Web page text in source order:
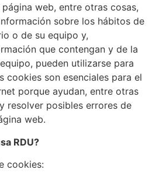
web, entre otras cosas,
sobre los hábitos de
o de su equipo y,
que contengan y de la
pueden utilizarse para
cookies son esenciales para el
porque ayudan, entre otras
resolver posibles errores de
web.
RDU?
cookies: